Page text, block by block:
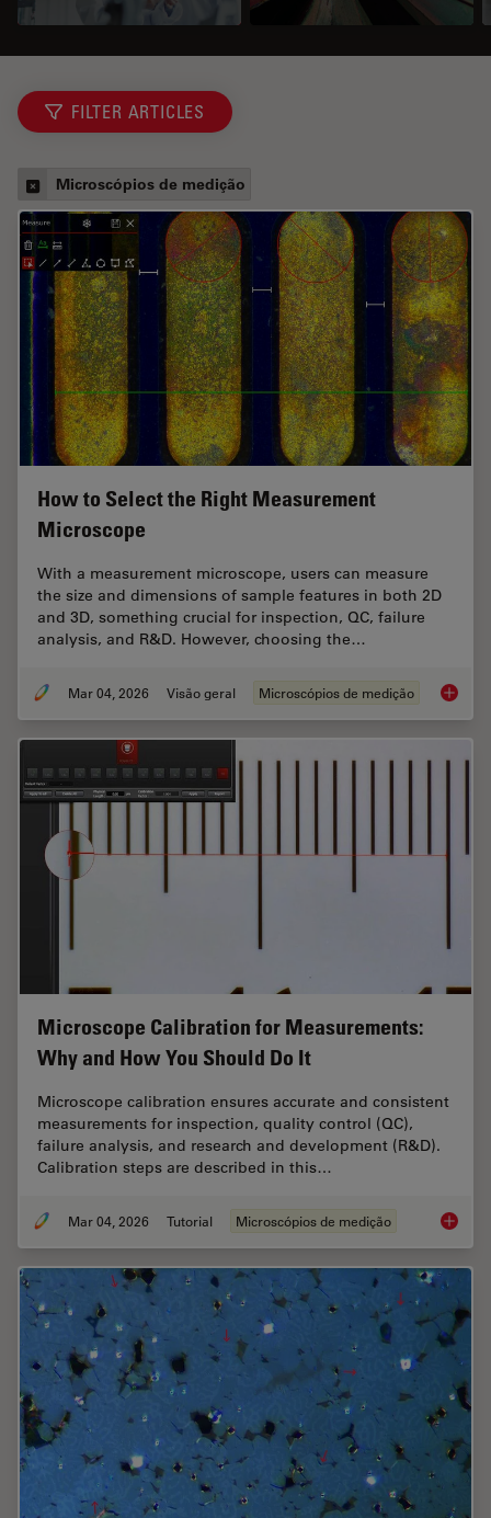
FILTER ARTICLES
Microscópios de medição
How to Select the Right Measurement
Microscope
With a measurement microscope, users can measure
the size and dimensions of sample features in both 2D
and 3D, something crucial for inspection, QC, failure
analysis, and R&D. However, choosing the…
Mar 04, 2026 Visão geral Microscópios de medição How to
Microscope Calibration for Measurements:
Why and How You Should Do It
Microscope calibration ensures accurate and consistent
measurements for inspection, quality control (QC),
failure analysis, and research and development (R&D).
Calibration steps are described in this…
Mar 04, 2026 Tutorial Microscópios de medição